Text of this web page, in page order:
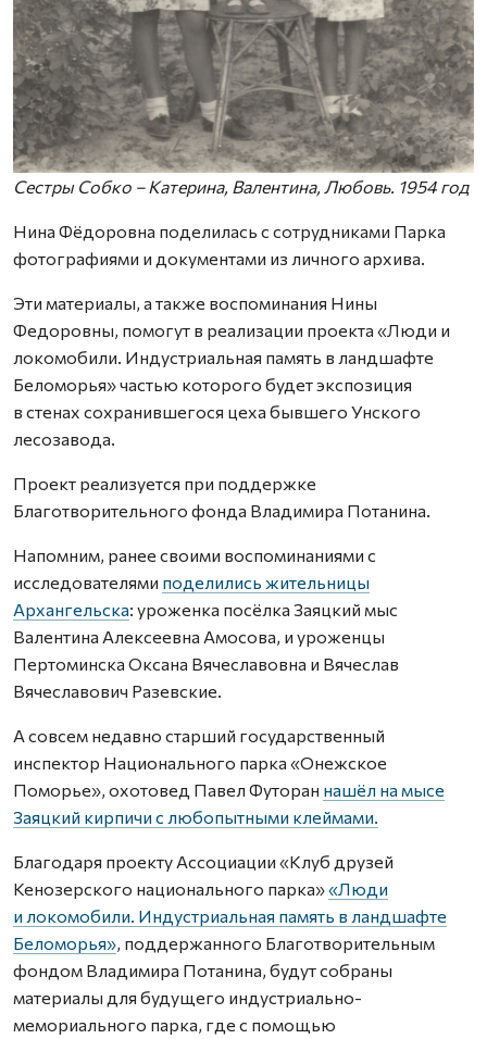
Сестры Собко – Катерина, Валентина, Любовь. 1954 год
Нина Фёдоровна поделилась с сотрудниками Парка
фотографиями и документами из личного архива.
Эти материалы, а также воспоминания Нины
Федоровны, помогут в реализации проекта «Люди и
локомобили. Индустриальная память в ландшафте
Беломорья» частью которого будет экспозиция
в стенах сохранившегося цеха бывшего Унского
лесозавода.
Проект реализуется при поддержке
Благотворительного фонда Владимира Потанина.
Напомним, ранее своими воспоминаниями с
исследователями поделились жительницы
Архангельска: уроженка посёлка Заяцкий мыс
Валентина Алексеевна Амосова, и уроженцы
Пертоминска Оксана Вячеславовна и Вячеслав
Вячеславович Разевские.
А совсем недавно старший государственный
инспектор Национального парка «Онежское
Поморье», охотовед Павел Футоран нашёл на мысе
Заяцкий кирпичи с любопытными клеймами.
Благодаря проекту Ассоциации «Клуб друзей
Кенозерского национального парка»«Люди
и локомобили. Индустриальная память в ландшафте
Беломорья», поддержанного Благотворительным
фондом Владимира Потанина, будут собраны
материалы для будущего индустриально-
мемориального парка, где с помощью